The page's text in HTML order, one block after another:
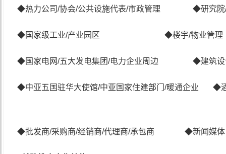
◆热力公司/协会/公共设施代表/市政管理 ◆研究院
◆国家级工业/产业园区 ◆楼宇/物业管
◆国家电网/五大发电集团/电力企业周边 ◆建筑设
◆中亚五国驻华大使馆/中亚国家住建部门 /暖通企业 ◆酒
◆批发商/采购商/经销商/代理商/承包商